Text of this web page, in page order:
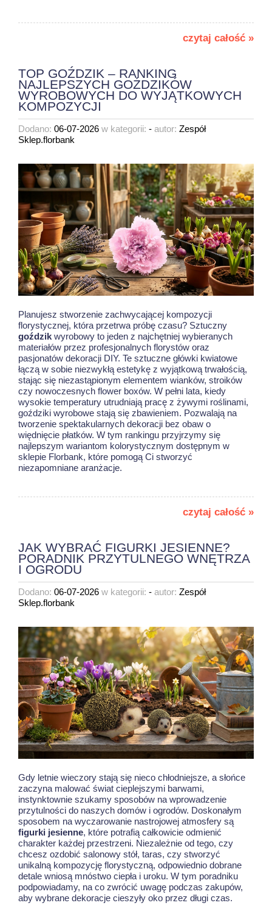
czytaj całość »
TOP GOŹDZIK – RANKING
NAJLEPSZYCH GOŹDZIKÓW
WYROBOWYCH DO WYJĄTKOWYCH
KOMPOZYCJI
Dodano: 06-07-2026 w kategorii: - autor: Zespół
Sklep.florbank
Planujesz stworzenie zachwycającej kompozycji
florystycznej, która przetrwa próbę czasu? Sztuczny
goździk wyrobowy to jeden z najchętniej wybieranych
materiałów przez profesjonalnych florystów oraz
pasjonatów dekoracji DIY. Te sztuczne główki kwiatowe
łączą w sobie niezwykłą estetykę z wyjątkową trwałością,
stając się niezastąpionym elementem wianków, stroików
czy nowoczesnych flower boxów. W pełni lata, kiedy
wysokie temperatury utrudniają pracę z żywymi roślinami,
goździki wyrobowe stają się zbawieniem. Pozwalają na
tworzenie spektakularnych dekoracji bez obaw o
więdnięcie płatków. W tym rankingu przyjrzymy się
najlepszym wariantom kolorystycznym dostępnym w
sklepie Florbank, które pomogą Ci stworzyć
niezapomniane aranżacje.
czytaj całość »
JAK WYBRAĆ FIGURKI JESIENNE?
PORADNIK PRZYTULNEGO WNĘTRZA
I OGRODU
Dodano: 06-07-2026 w kategorii: - autor: Zespół
Sklep.florbank
Gdy letnie wieczory stają się nieco chłodniejsze, a słońce
zaczyna malować świat cieplejszymi barwami,
instynktownie szukamy sposobów na wprowadzenie
przytulności do naszych domów i ogrodów. Doskonałym
sposobem na wyczarowanie nastrojowej atmosfery są
figurki jesienne, które potrafią całkowicie odmienić
charakter każdej przestrzeni. Niezależnie od tego, czy
chcesz ozdobić salonowy stół, taras, czy stworzyć
unikalną kompozycję florystyczną, odpowiednio dobrane
detale wniosą mnóstwo ciepła i uroku. W tym poradniku
podpowiadamy, na co zwrócić uwagę podczas zakupów,
aby wybrane dekoracje cieszyły oko przez długi czas.